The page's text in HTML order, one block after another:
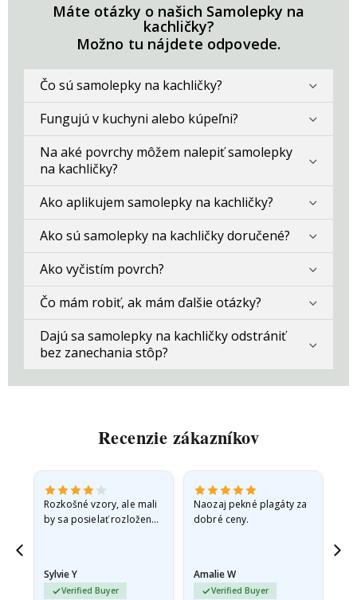
Máte otázky o našich Samolepky na
kachličky?
Možno tu nájdete odpovede.
Čo sú samolepky na kachličky?
Fungujú v kuchyni alebo kúpeľni?
Na aké povrchy môžem nalepiť samolepky
na kachličky?
Ako aplikujem samolepky na kachličky?
Ako sú samolepky na kachličky doručené?
Ako vyčistím povrch?
Čo mám robiť, ak mám ďalšie otázky?
Dajú sa samolepky na kachličky odstrániť
bez zanechania stôp?
Recenzie zákazníkov
Rozkošné vzory, ale mali
by sa posielať rozložené
Sylvie Y
Verified Buyer
Naozaj pekné plagáty za
dobré ceny.
Amalie W
Verified Buyer